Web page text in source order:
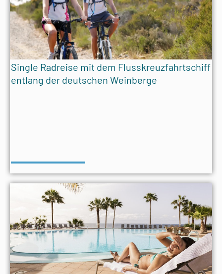
Single Radreise mit dem Flusskreuzfahrtschiff
entlang der deutschen Weinberge